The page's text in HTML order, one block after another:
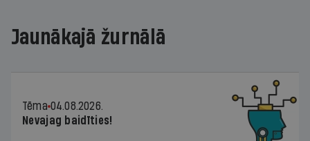
Jaunākajā žurnālā
Tēma 04.08.2026.
Nevajag baidīties!